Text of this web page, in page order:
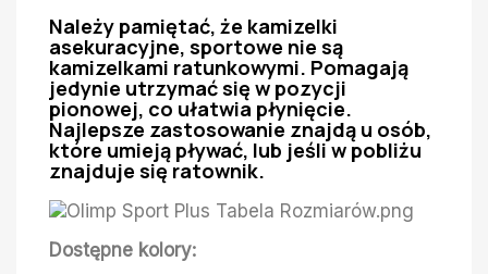
Należy pamiętać, że kamizelki
asekuracyjne, sportowe nie są
kamizelkami ratunkowymi. Pomagają
jedynie utrzymać się w pozycji
pionowej, co ułatwia płynięcie.
Najlepsze zastosowanie znajdą u osób,
które umieją pływać, lub jeśli w pobliżu
znajduje się ratownik.
Dostępne kolory: